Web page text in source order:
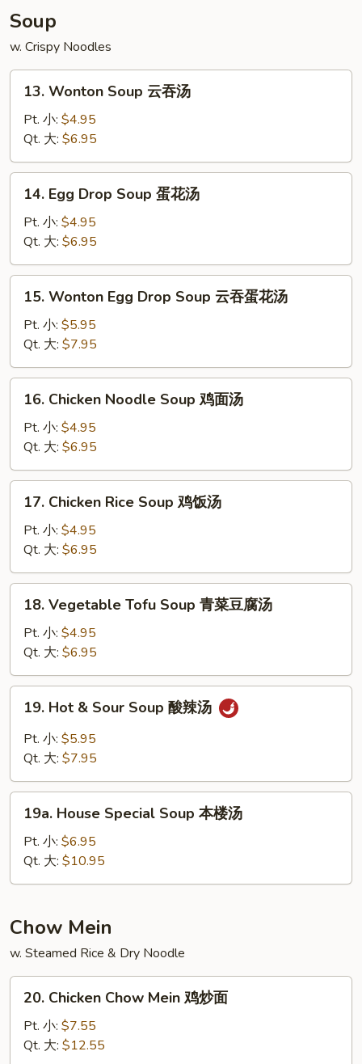
包
Soup
w. Crispy Noodles
Wonton
Soup
吞
汤
13. Wonton Soup 云吞汤
Pt. 小: $4.95
Qt. 大: $6.95
Egg
Drop
Soup
蛋
花
14. Egg Drop Soup 蛋花汤
Pt. 小: $4.95
Qt. 大: $6.95
Wonton
Egg
Drop
Soup
云
15. Wonton Egg Drop Soup 云吞蛋花汤
Pt. 小: $5.95
Qt. 大: $7.95
Chicken
Noodle
Soup
鸡
面
16. Chicken Noodle Soup 鸡面汤
Pt. 小: $4.95
Qt. 大: $6.95
Chicken
Rice
Soup
鸡
饭
17. Chicken Rice Soup 鸡饭汤
Pt. 小: $4.95
Qt. 大: $6.95
Vegetable
Tofu
Soup
青
菜
18. Vegetable Tofu Soup 青菜豆腐汤
Pt. 小: $4.95
Qt. 大: $6.95
Hot
Sour
酸
19. Hot & Sour Soup 酸辣汤
Pt. 小: $5.95
Qt. 大: $7.95
House
Special
Soup
本
汤
19a. House Special Soup 本楼汤
Pt. 小: $6.95
Qt. 大: $10.95
Chow Mein
w. Steamed Rice & Dry Noodle
Chicken
Chow
Mein
20. Chicken Chow Mein 鸡炒面
Pt. 小: $7.55
Qt. 大: $12.55